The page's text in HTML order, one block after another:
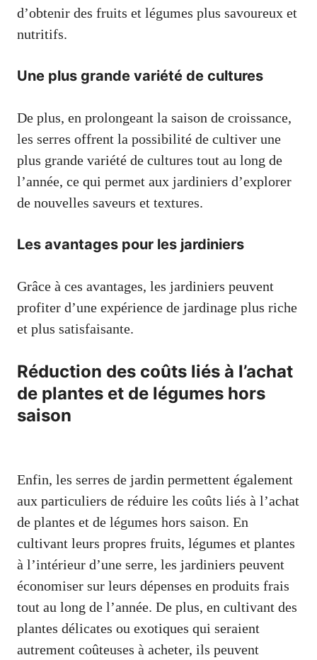
d’obtenir des fruits et légumes plus savoureux et
nutritifs.
Une plus grande variété de cultures
De plus, en prolongeant la saison de croissance,
les serres offrent la possibilité de cultiver une
plus grande variété de cultures tout au long de
l’année, ce qui permet aux jardiniers d’explorer
de nouvelles saveurs et textures.
Les avantages pour les jardiniers
Grâce à ces avantages, les jardiniers peuvent
profiter d’une expérience de jardinage plus riche
et plus satisfaisante.
Réduction des coûts liés à l’achat
de plantes et de légumes hors
saison
Enfin, les serres de jardin permettent également
aux particuliers de réduire les coûts liés à l’achat
de plantes et de légumes hors saison. En
cultivant leurs propres fruits, légumes et plantes
à l’intérieur d’une serre, les jardiniers peuvent
économiser sur leurs dépenses en produits frais
tout au long de l’année. De plus, en cultivant des
plantes délicates ou exotiques qui seraient
autrement coûteuses à acheter, ils peuvent